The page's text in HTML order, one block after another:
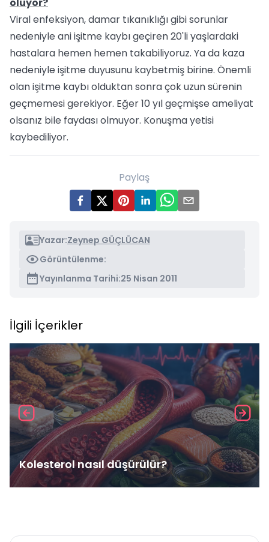
Viral enfeksiyon, damar tıkanıklığı gibi sorunlar
nedeniyle ani işitme kaybı geçiren 20'li yaşlardaki
hastalara hemen hemen takabiliyoruz. Ya da kaza
nedeniyle işitme duyusunu kaybetmiş birine. Önemli
olan işitme kaybı olduktan sonra çok uzun sürenin
geçmemesi gerekiyor. Eğer 10 yıl geçmişse ameliyat
olsanız bile faydası olmuyor. Konuşma yetisi
kaybediliyor.
Paylaş
Yazar:Zeynep GÜÇLÜCAN
Görüntülenme:
Yayınlanma Tarihi:25 Nisan 2011
İlgili İçerikler
Kolesterol nasıl düşürülür?